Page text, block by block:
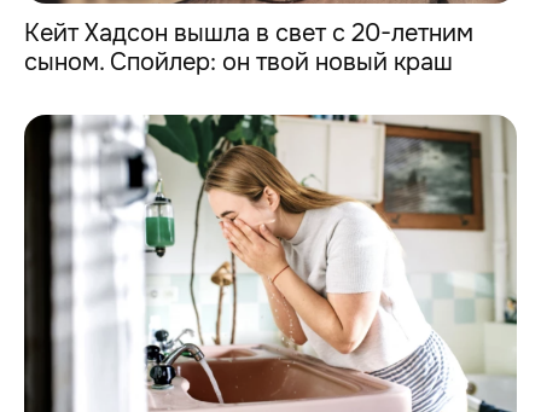
Кейт Хадсон вышла в свет с 20-летним
сыном. Спойлер: он твой новый краш